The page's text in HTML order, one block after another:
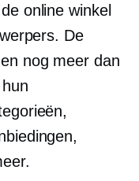
online winkel
De
nog meer dan